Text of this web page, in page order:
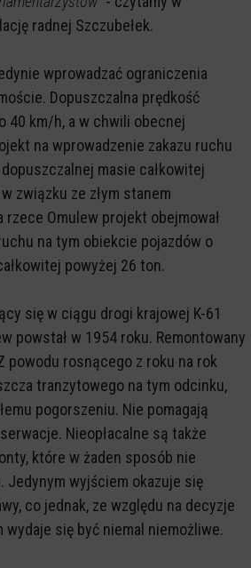
radnej Szczubełek.
wprowadzać ograniczenia
Dopuszczalna prędkość
40 km/h, a w chwili obecnej
na wprowadzenie zakazu ruchu
masie całkowitej
związku ze złym stanem
Omulew projekt obejmował
na tym obiekcie pojazdów o
powyżej 26 ton.
się w ciągu drogi krajowej K-61
powstał w 1954 roku. Remontowany
powodu rosnącego z roku na rok
tranzytowego na tym odcinku,
pogorszeniu. Nie pomagają
Nieopłacalne są także
które w żaden sposób nie
Jedynym wyjściem okazuje się
co jednak, ze względu na decyzje
się być niemal niemożliwe.